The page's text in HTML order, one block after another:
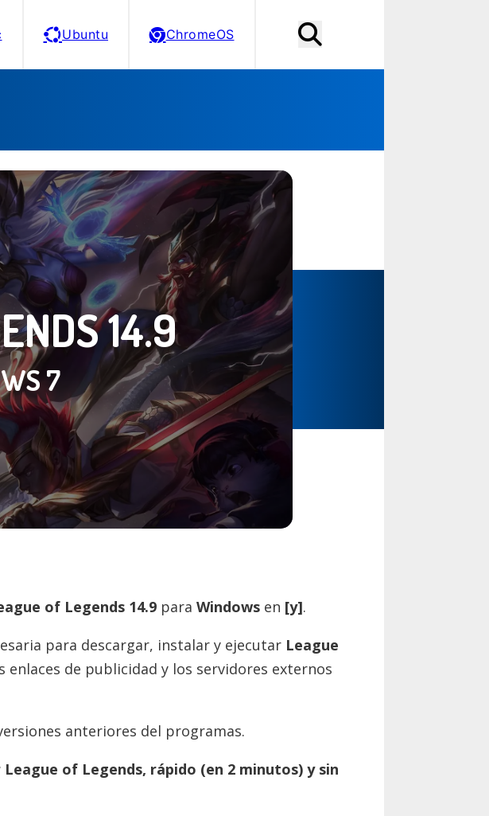
Ubuntu ChromeOS
14.9
7
of Legends 14.9 para Windows en [y].
para descargar, instalar y ejecutar League
enlaces de publicidad y los servidores externos
anteriores del programas.
League of Legends, rápido (en 2 minutos) y sin